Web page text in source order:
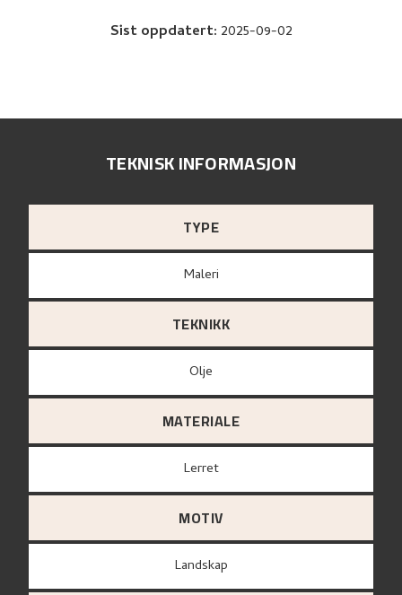
Sist oppdatert: 2025-09-02
TEKNISK INFORMASJON
TYPE
Maleri
TEKNIKK
Olje
MATERIALE
lerret
MOTIV
Landskap